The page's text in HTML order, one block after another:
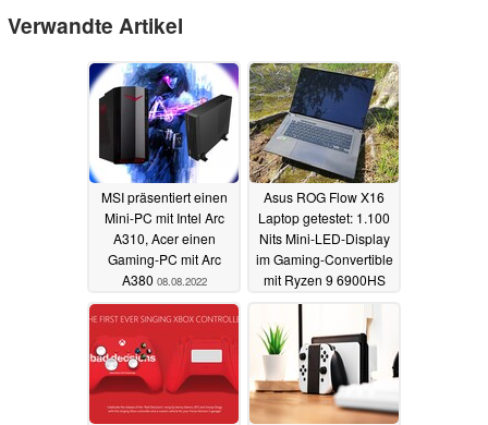
Verwandte Artikel
MSI präsentiert einen
Mini-PC mit Intel Arc
A310, Acer einen
Gaming-PC mit Arc
A380 08.08.2022
Asus ROG Flow X16
Laptop getestet: 1.100
Nits Mini-LED-Display
im Gaming-Convertible
mit Ryzen 9 6900HS
06.08.2022